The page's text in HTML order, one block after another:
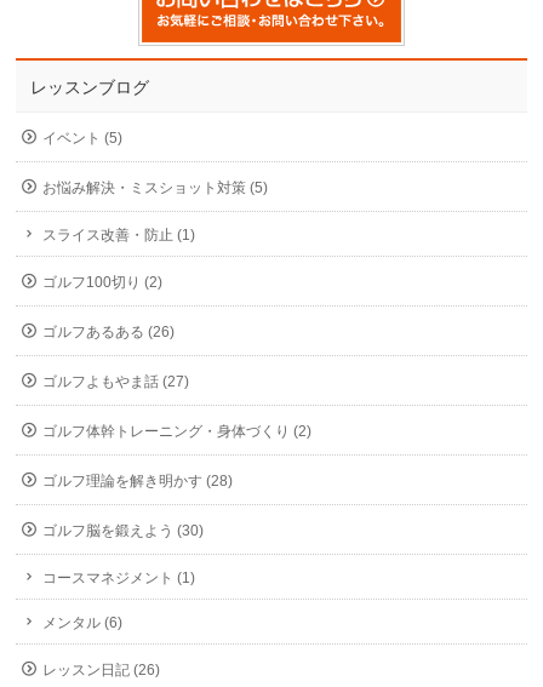
レッスンブログ
イベント (5)
お悩み解決・ミスショット対策 (5)
スライス改善・防止 (1)
ゴルフ100切り (2)
ゴルフあるある (26)
ゴルフよもやま話 (27)
ゴルフ体幹トレーニング・身体づくり (2)
ゴルフ理論を解き明かす (28)
ゴルフ脳を鍛えよう (30)
コースマネジメント (1)
メンタル (6)
レッスン日記 (26)